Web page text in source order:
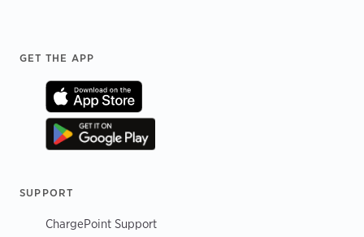
Footer
GET THE APP
SUPPORT
ChargePoint Support